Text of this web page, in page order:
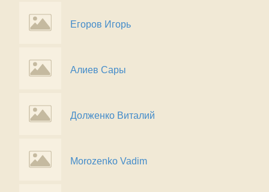
Егоров Игорь
Алиев Сары
Долженко Виталий
Morozenko Vadim